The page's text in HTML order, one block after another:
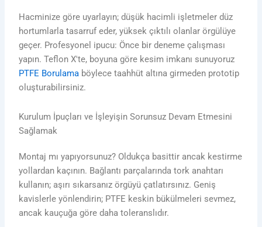
Hacminize göre uyarlayın; düşük hacimli işletmeler düz
hortumlarla tasarruf eder, yüksek çıktılı olanlar örgülüye
geçer. Profesyonel ipucu: Önce bir deneme çalışması
yapın. Teflon X'te, boyuna göre kesim imkanı sunuyoruz
PTFE Borulama böylece taahhüt altına girmeden prototip
oluşturabilirsiniz.
Kurulum İpuçları ve İşleyişin Sorunsuz Devam Etmesini
Sağlamak
Montaj mı yapıyorsunuz? Oldukça basittir ancak kestirme
yollardan kaçının. Bağlantı parçalarında tork anahtarı
kullanın; aşırı sıkarsanız örgüyü çatlatırsınız. Geniş
kavislerle yönlendirin; PTFE keskin bükülmeleri sevmez,
ancak kauçuğa göre daha toleranslıdır.